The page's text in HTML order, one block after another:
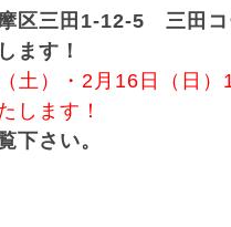
摩区三田1-12-5 三
ます！
）・2月16日（日）
します！
下さい。